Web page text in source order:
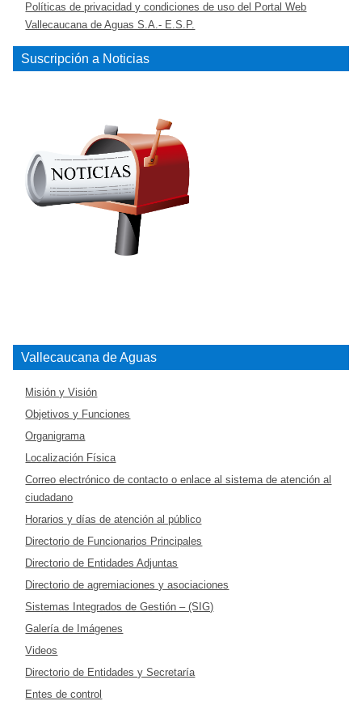
Políticas de privacidad y condiciones de uso del Portal Web
Vallecaucana de Aguas S.A.- E.S.P.
Suscripción a Noticias
Vallecaucana de Aguas
Misión y Visión
Objetivos y Funciones
Organigrama
Localización Física
Correo electrónico de contacto o enlace al sistema de atención al
ciudadano
Horarios y días de atención al público
Directorio de Funcionarios Principales
Directorio de Entidades Adjuntas
Directorio de agremiaciones y asociaciones
Sistemas Integrados de Gestión – (SIG)
Galería de Imágenes
Videos
Directorio de Entidades y Secretaría
Entes de control